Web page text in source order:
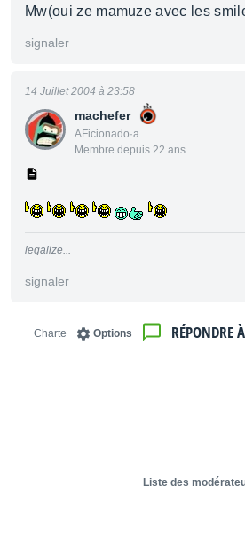
Mw(oui ze mamuze avec les
signaler
machefer
AFicionado·a
Membre depuis 22 ans
14 Juillet 2004 à 23:58
legalize...
signaler
RÉPONDRE
Options
Charte
Liste des